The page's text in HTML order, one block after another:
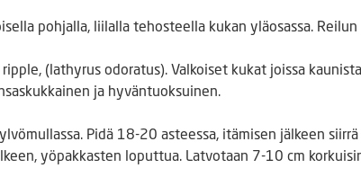
pohjalla, liilalla tehosteella kukan yläosassa.
(lathyrus odoratus). Valkoiset kukat joissa
ja hyväntuoksuinen.
Pidä 18-20 asteessa, itämisen jälkeen
yöpakkasten loputtua. Latvotaan 7-10 cm